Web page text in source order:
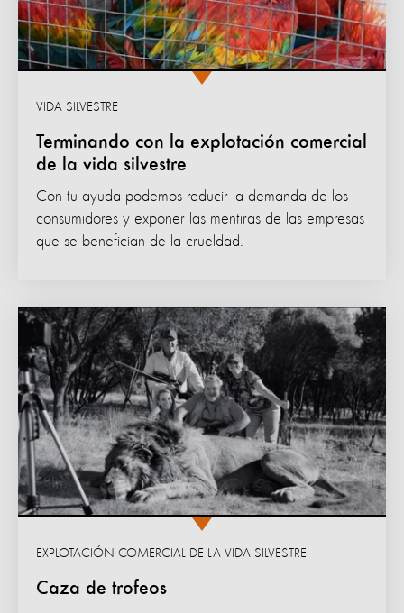
Terminando con la explotación comercial
de la vida silvestre
VIDA SILVESTRE
Con tu ayuda podemos reducir la demanda de los
consumidores y exponer las mentiras de las empresas
que se benefician de la crueldad.
Caza de trofeos
EXPLOTACIÓN COMERCIAL DE LA VIDA SILVESTRE